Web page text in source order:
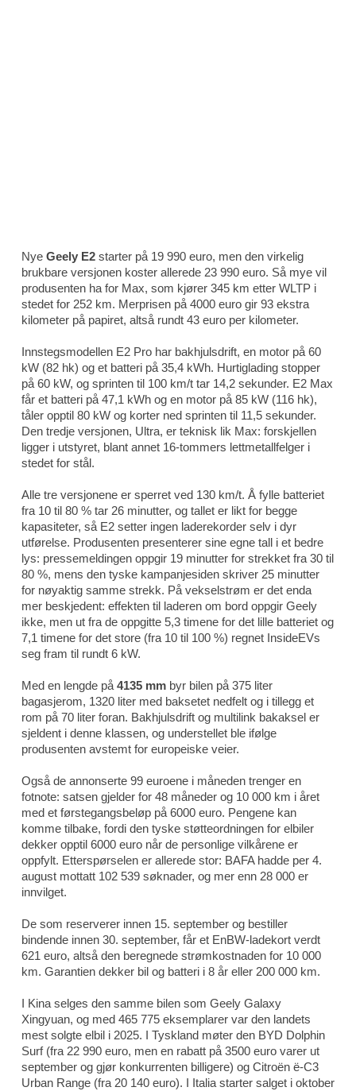
Nye Geely E2 starter på 19 990 euro, men den virkelig
brukbare versjonen koster allerede 23 990 euro. Så mye vil
produsenten ha for Max, som kjører 345 km etter WLTP i
stedet for 252 km. Merprisen på 4000 euro gir 93 ekstra
kilometer på papiret, altså rundt 43 euro per kilometer.
Innstegsmodellen E2 Pro har bakhjulsdrift, en motor på 60
kW (82 hk) og et batteri på 35,4 kWh. Hurtiglading stopper
på 60 kW, og sprinten til 100 km/t tar 14,2 sekunder. E2 Max
får et batteri på 47,1 kWh og en motor på 85 kW (116 hk),
tåler opptil 80 kW og korter ned sprinten til 11,5 sekunder.
Den tredje versjonen, Ultra, er teknisk lik Max: forskjellen
ligger i utstyret, blant annet 16-tommers lettmetallfelger i
stedet for stål.
Alle tre versjonene er sperret ved 130 km/t. Å fylle batteriet
fra 10 til 80 % tar 26 minutter, og tallet er likt for begge
kapasiteter, så E2 setter ingen laderekorder selv i dyr
utførelse. Produsenten presenterer sine egne tall i et bedre
lys: pressemeldingen oppgir 19 minutter for strekket fra 30 til
80 %, mens den tyske kampanjesiden skriver 25 minutter
for nøyaktig samme strekk. På vekselstrøm er det enda
mer beskjedent: effekten til laderen om bord oppgir Geely
ikke, men ut fra de oppgitte 5,3 timene for det lille batteriet og
7,1 timene for det store (fra 10 til 100 %) regnet InsideEVs
seg fram til rundt 6 kW.
Med en lengde på 4135 mm byr bilen på 375 liter
bagasjerom, 1320 liter med baksetet nedfelt og i tillegg et
rom på 70 liter foran. Bakhjulsdrift og multilink bakaksel er
sjeldent i denne klassen, og understellet ble ifølge
produsenten avstemt for europeiske veier.
Også de annonserte 99 euroene i måneden trenger en
fotnote: satsen gjelder for 48 måneder og 10 000 km i året
med et førstegangsbeløp på 6000 euro. Pengene kan
komme tilbake, fordi den tyske støtteordningen for elbiler
dekker opptil 6000 euro når de personlige vilkårene er
oppfylt. Etterspørselen er allerede stor: BAFA hadde per 4.
august mottatt 102 539 søknader, og mer enn 28 000 er
innvilget.
De som reserverer innen 15. september og bestiller
bindende innen 30. september, får et EnBW-ladekort verdt
621 euro, altså den beregnede strømkostnaden for 10 000
km. Garantien dekker bil og batteri i 8 år eller 200 000 km.
I Kina selges den samme bilen som Geely Galaxy
Xingyuan, og med 465 775 eksemplarer var den landets
mest solgte elbil i 2025. I Tyskland møter den BYD Dolphin
Surf (fra 22 990 euro, men en rabatt på 3500 euro varer ut
september og gjør konkurrenten billigere) og Citroën ë-C3
Urban Range (fra 20 140 euro). I Italia starter salget i oktober